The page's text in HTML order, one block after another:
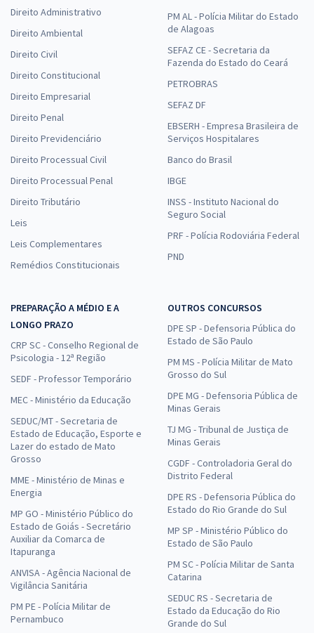
Direito Administrativo
Direito Ambiental
Direito Civil
Direito Constitucional
Direito Empresarial
Direito Penal
Direito Previdenciário
Direito Processual Civil
Direito Processual Penal
Direito Tributário
Leis
Leis Complementares
Remédios Constitucionais
PM AL - Polícia Militar do Estado
de Alagoas
SEFAZ CE - Secretaria da
Fazenda do Estado do Ceará
PETROBRAS
SEFAZ DF
EBSERH - Empresa Brasileira de
Serviços Hospitalares
Banco do Brasil
IBGE
INSS - Instituto Nacional do
Seguro Social
PRF - Polícia Rodoviária Federal
PND
PREPARAÇÃO A MÉDIO E A
LONGO PRAZO
CRP SC - Conselho Regional de
Psicologia - 12ª Região
SEDF - Professor Temporário
MEC - Ministério da Educação
SEDUC/MT - Secretaria de
Estado de Educação, Esporte e
Lazer do estado de Mato
Grosso
MME - Ministério de Minas e
Energia
MP GO - Ministério Público do
Estado de Goiás - Secretário
Auxiliar da Comarca de
Itapuranga
ANVISA - Agência Nacional de
Vigilância Sanitária
PM PE - Polícia Militar de
Pernambuco
OUTROS CONCURSOS
DPE SP - Defensoria Pública do
Estado de São Paulo
PM MS - Polícia Militar de Mato
Grosso do Sul
DPE MG - Defensoria Pública de
Minas Gerais
TJ MG - Tribunal de Justiça de
Minas Gerais
CGDF - Controladoria Geral do
Distrito Federal
DPE RS - Defensoria Pública do
Estado do Rio Grande do Sul
MP SP - Ministério Público do
Estado de São Paulo
PM SC - Polícia Militar de Santa
Catarina
SEDUC RS - Secretaria de
Estado da Educação do Rio
Grande do Sul